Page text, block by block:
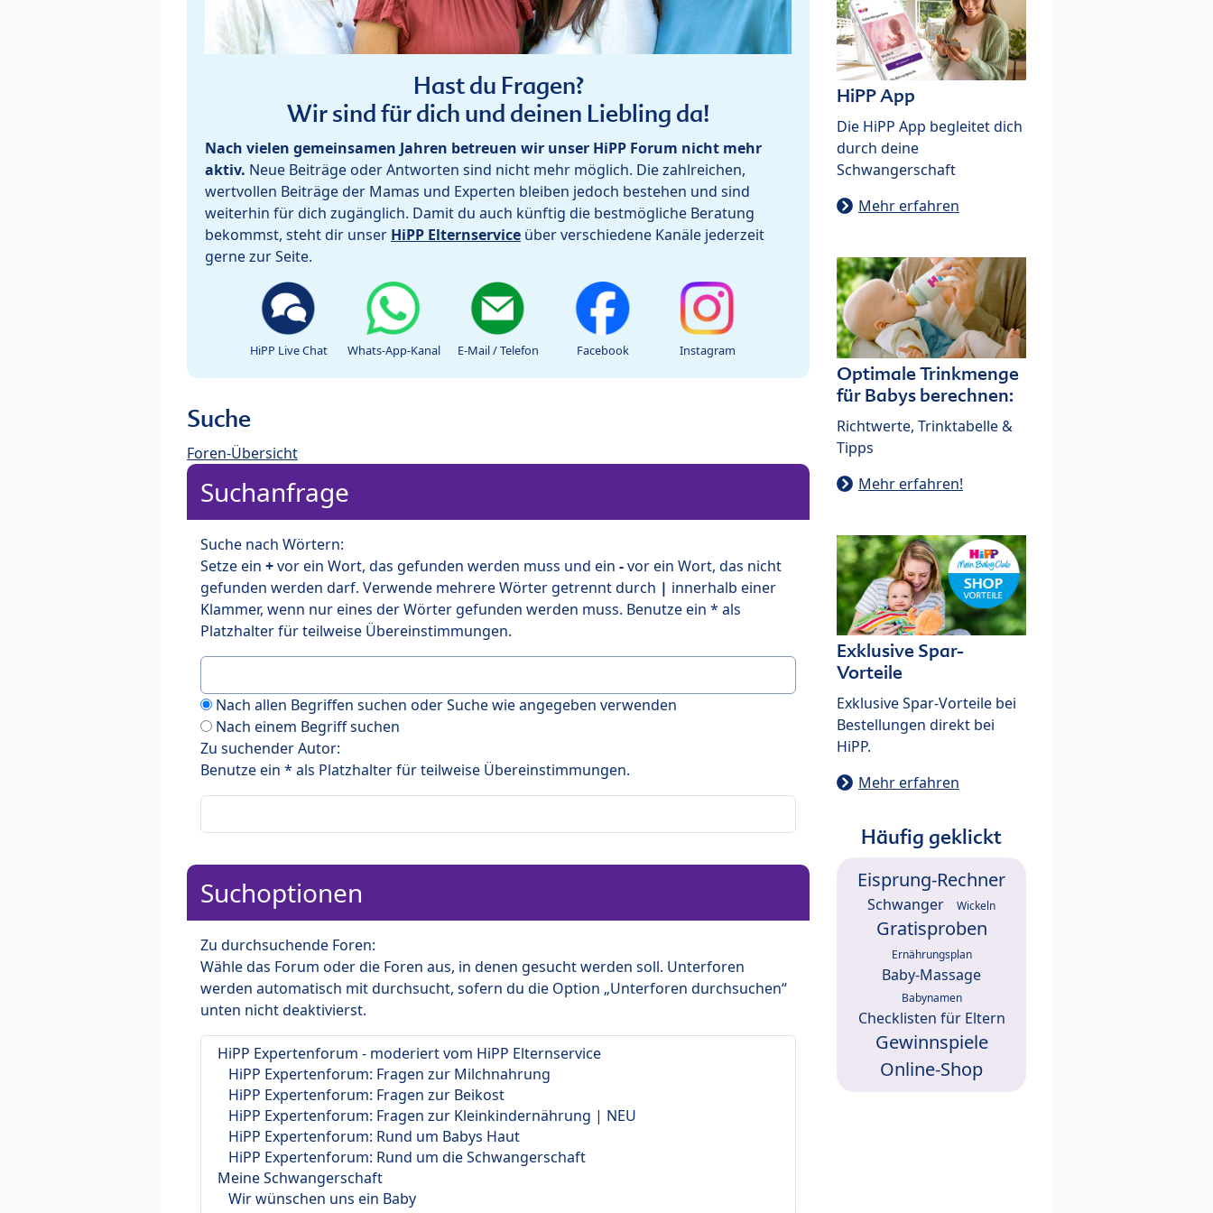
Hast du Fragen?
Wir sind für dich und deinen Liebling da!
Nach vielen gemeinsamen Jahren betreuen wir unser HiPP Forum nicht mehr
aktiv. Neue Beiträge oder Antworten sind nicht mehr möglich. Die zahlreichen,
wertvollen Beiträge der Mamas und Experten bleiben jedoch bestehen und sind
weiterhin für dich zugänglich. Damit du auch künftig die bestmögliche Beratung
bekommst, steht dir unser HiPP Elternservice über verschiedene Kanäle jederzeit
gerne zur Seite.
HiPP Live Chat Whats-App-Kanal E-Mail / Telefon Facebook Instagram
Suche
Foren-Übersicht
Suchanfrage
Suche nach Wörtern:
Setze ein +vor ein Wort, das gefunden werden muss und ein -vor ein Wort, das nicht
gefunden werden darf. Verwende mehrere Wörter getrennt durch | innerhalb einer
Klammer, wenn nur eines der Wörter gefunden werden muss. Benutze ein * als
Platzhalter für teilweise Übereinstimmungen.
Nach allen Begriffen suchen oder Suche wie angegeben verwenden
Nach einem Begriff suchen
Zu suchender Autor:
Benutze ein * als Platzhalter für teilweise Übereinstimmungen.
Suchoptionen
Zu durchsuchende Foren:
Wähle das Forum oder die Foren aus, in denen gesucht werden soll. Unterforen
werden automatisch mit durchsucht, sofern du die Option „Unterforen durchsuchen“
unten nicht deaktivierst.
HiPP App
Die HiPP App begleitet dich
durch deine
Schwangerschaft
Mehr erfahren
Optimale Trinkmenge
für Babys berechnen:
Richtwerte, Trinktabelle &
Tipps
Mehr erfahren!
Exklusive Spar-
Vorteile
Exklusive Spar-Vorteile bei
Bestellungen direkt bei
HiPP.
Mehr erfahren
Häufig geklickt
Eisprung-Rechner
Schwanger Wickeln
Gratisproben
Ernährungsplan
Baby-Massage
Babynamen
Checklisten für Eltern
Gewinnspiele
Online-Shop